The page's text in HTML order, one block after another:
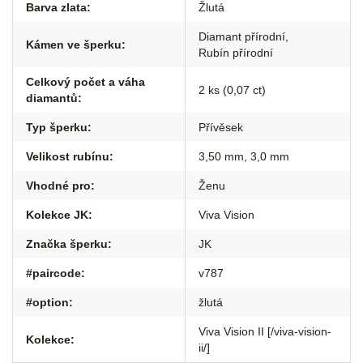
Barva zlata: Žlutá
Kámen ve šperku:
Diamant přírodní
Rubín přírodní
Celkový počet a váha
diamantů:
2 ks (0,07 ct)
Typ šperku: Přívěsek
Velikost rubínu: 3,50 mm, 3,0 mm
Vhodné pro: Ženu
Kolekce JK: Viva Vision
Značka šperku: JK
#paircode: v787
#option: žlutá
Kolekce:
Viva Vision II [/viva-vision-
ii/]